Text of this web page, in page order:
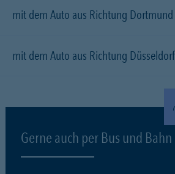
mit dem Auto aus Richtung
mit dem Auto aus Richtung
Gerne auch per Bus und Bahn